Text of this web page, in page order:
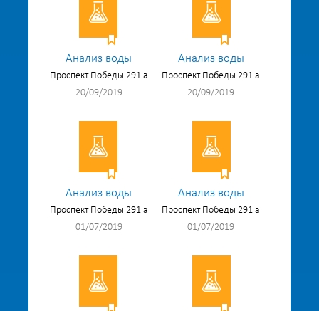
Анализ воды
Проспект Победы 291 а
20/09/2019
Анализ воды
Проспект Победы 291 а
20/09/2019
Анализ воды
Проспект Победы 291 а
01/07/2019
Анализ воды
Проспект Победы 291 а
01/07/2019